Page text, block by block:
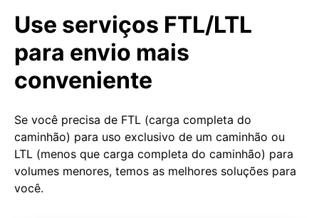
Use serviços FTL/LTL
para envio mais
conveniente
Se você precisa de FTL (carga completa do
caminhão) para uso exclusivo de um caminhão ou
LTL (menos que carga completa do caminhão) para
volumes menores, temos as melhores soluções para
você.